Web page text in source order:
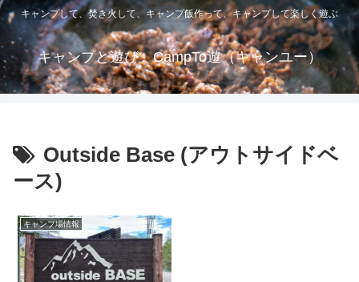
キャンプして、焚き火して、キャンプ飯作って、キャンプして楽しく遊ぶ
キャンプと遊び CampTo遊（キャンユー）
Outside Base (アウトサイドベ
ース)
キャンプ場情報